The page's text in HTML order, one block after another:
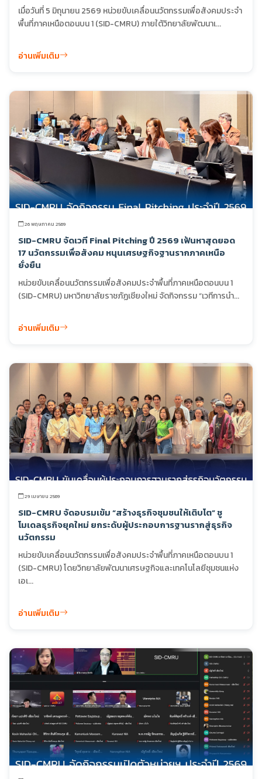
เมื่อวันที่ 5 มิถุนายน 2569 หน่วยขับเคลื่อนนวัตกรรมเพื่อสังคมประจำ
พื้นที่ภาคเหนือตอนบน 1 (SID-CMRU) ภายใต้วิทยาลัยพัฒนาเ...
อ่านเพิ่มเติม
26 พฤษภาคม 2569
SID-CMRU จัดเวที Final Pitching ปี 2569 เฟ้นหาสุดยอด
17 นวัตกรรมเพื่อสังคม หนุนเศรษฐกิจฐานรากภาคเหนือ
ยั่งยืน
หน่วยขับเคลื่อนนวัตกรรมเพื่อสังคมประจำพื้นที่ภาคเหนือตอนบน 1
(SID-CMRU) มหาวิทยาลัยราชภัฏเชียงใหม่ จัดกิจกรรม “เวทีการนำ...
อ่านเพิ่มเติม
29 เมษายน 2569
SID-CMRU จัดอบรมเข้ม “สร้างธุรกิจชุมชนให้เติบโต” ชู
โมเดลธุรกิจยุคใหม่ ยกระดับผู้ประกอบการฐานรากสู่ธุรกิจ
นวัตกรรม
หน่วยขับเคลื่อนนวัตกรรมเพื่อสังคมประจำพื้นที่ภาคเหนือตอนบน 1
(SID-CMRU) โดยวิทยาลัยพัฒนาเศรษฐกิจและเทคโนโลยีชุมชนแห่ง
เอเ...
อ่านเพิ่มเติม